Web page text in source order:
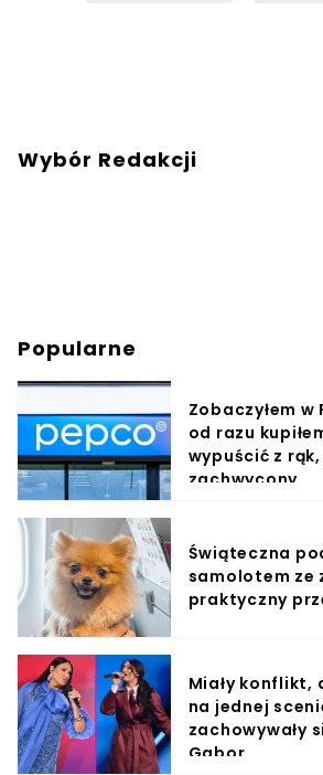
Wybór Redakcji
Popularne
Zobaczyłem w
od razu
wypuścić z
zachwycony
Świąteczna
samolotem ze
praktyczny
Miały konflikt,
na jednej
zachowywały
Gabor